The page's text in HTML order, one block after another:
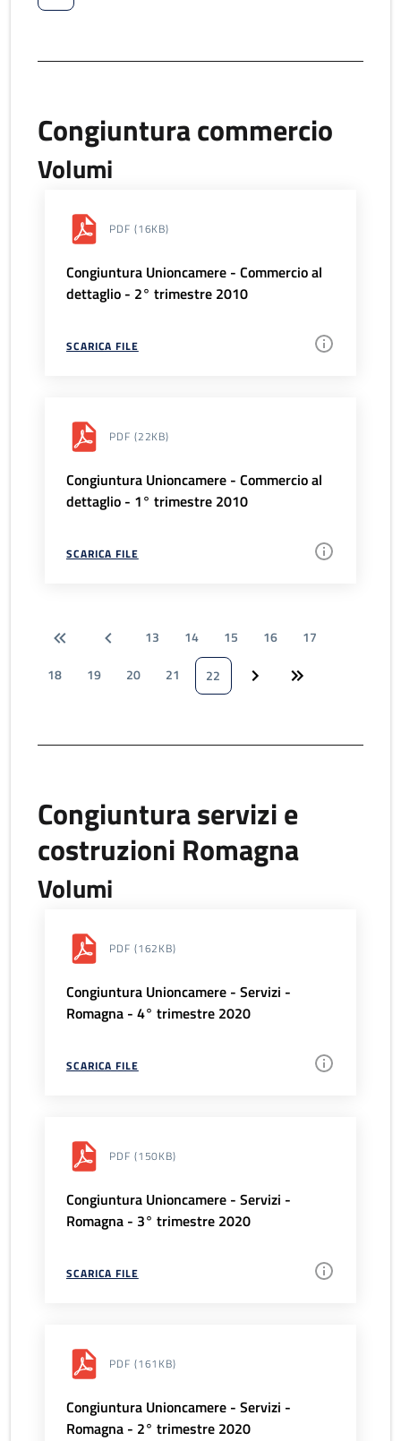
Congiuntura commercio
Volumi
PDF (16KB)
Congiuntura Unioncamere - Commercio al
dettaglio - 2° trimestre 2010
SCARICA FILE
PDF (22KB)
Congiuntura Unioncamere - Commercio al
dettaglio - 1° trimestre 2010
SCARICA FILE
13 14 15 16
17
18
19 20 21 22
Congiuntura servizi e
costruzioni Romagna
Volumi
PDF (162KB)
Congiuntura Unioncamere - Servizi -
Romagna - 4° trimestre 2020
SCARICA FILE
PDF (150KB)
Congiuntura Unioncamere - Servizi -
Romagna - 3° trimestre 2020
SCARICA FILE
PDF (161KB)
Congiuntura Unioncamere - Servizi -
Romagna - 2° trimestre 2020